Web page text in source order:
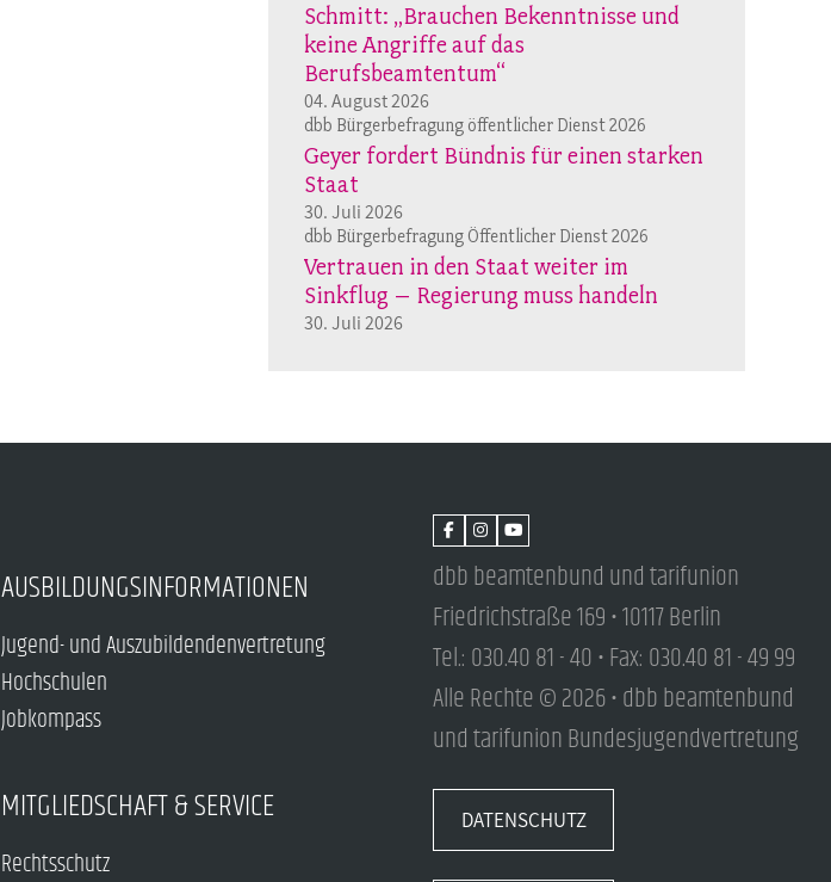
Schmitt: „Brauchen Bekenntnisse und
keine Angriffe auf das
Berufsbeamtentum“
04. August 2026
dbb Bürgerbefragung öffentlicher Dienst 2026
Geyer fordert Bündnis für einen starken
Staat
30. Juli 2026
dbb Bürgerbefragung Öffentlicher Dienst 2026
Vertrauen in den Staat weiter im
Sinkflug – Regierung muss handeln
30. Juli 2026
AUSBILDUNGSINFORMATIONEN
Jugend- und Auszubildendenvertretung
Hochschulen
Jobkompass
MITGLIEDSCHAFT & SERVICE
Rechtsschutz
dbb beamtenbund und tarifunion
Friedrichstraße 169 • 10117 Berlin
Tel.: 030.40 81 - 40 • Fax: 030.40 81 - 49 99
Alle Rechte © 2026 • dbb beamtenbund
und tarifunion Bundesjugendvertretung
DATENSCHUTZ